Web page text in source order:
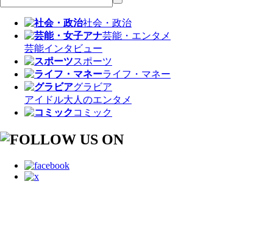
社会・政治
芸能・エンタメ
芸能インタビュー
スポーツ
ライフ・マネー
グラビア
アイドル大人のエンタメ
コミック